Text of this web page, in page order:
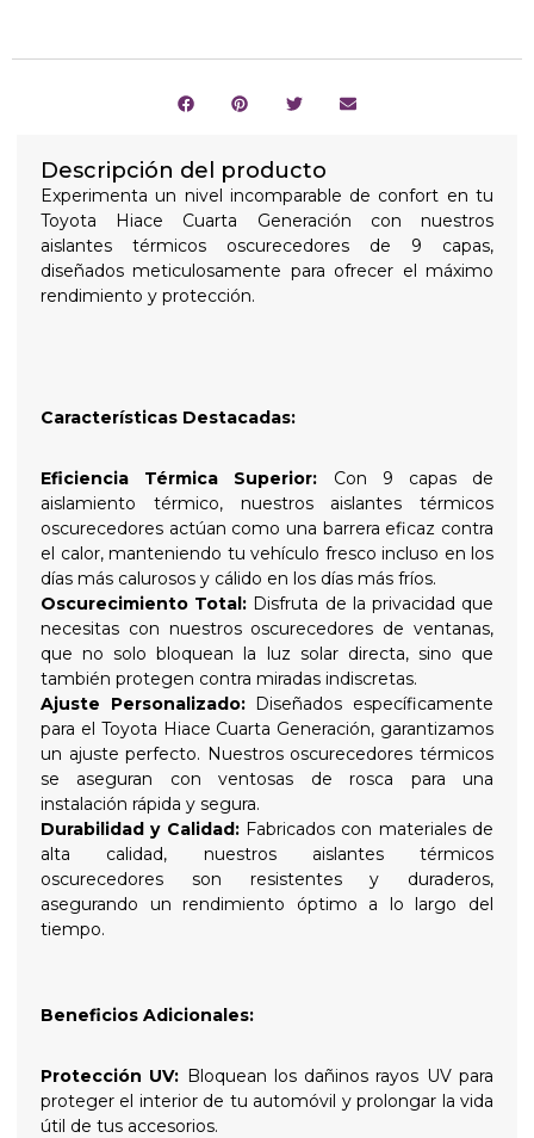
Descripción del producto
Experimenta un nivel incomparable de confort en tu
Toyota Hiace Cuarta Generación con nuestros
aislantes térmicos oscurecedores de 9 capas,
diseñados meticulosamente para ofrecer el máximo
rendimiento y protección.
Características Destacadas:
Eficiencia Térmica Superior: Con 9 capas de
aislamiento térmico, nuestros aislantes térmicos
oscurecedores actúan como una barrera eficaz contra
el calor, manteniendo tu vehículo fresco incluso en los
días más calurosos y cálido en los días más fríos.
Oscurecimiento Total: Disfruta de la privacidad que
necesitas con nuestros oscurecedores de ventanas,
que no solo bloquean la luz solar directa, sino que
también protegen contra miradas indiscretas.
Ajuste Personalizado:Diseñados específicamente
para el Toyota Hiace Cuarta Generación, garantizamos
un ajuste perfecto. Nuestros oscurecedores térmicos
se aseguran con ventosas de rosca para una
instalación rápida y segura.
Durabilidad y Calidad:Fabricados con materiales de
alta calidad, nuestros aislantes térmicos
oscurecedores son resistentes y duraderos,
asegurando un rendimiento óptimo a lo largo del
tiempo.
Beneficios Adicionales:
Protección UV: Bloquean los dañinos rayos UV para
proteger el interior de tu automóvil y prolongar la vida
útil de tus accesorios.